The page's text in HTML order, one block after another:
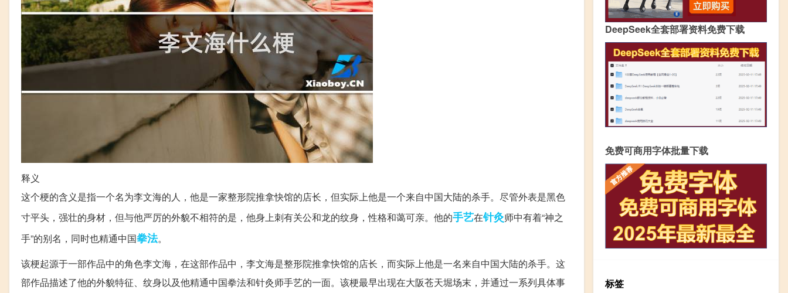
释义
这个梗的含义是指一个名为李文海的人，他是一家整形院推拿快馆的店长，但实际上他是一个来自中国大陆的杀手。尽管外表是黑色
寸平头，强壮的身材，但与他严厉的外貌不相符的是，他身上刺有关公和龙的纹身，性格和蔼可亲。他的手艺在针灸师中有着“神之
手”的别名，同时也精通中国拳法。
该梗起源于一部作品中的角色李文海，在这部作品中，李文海是整形院推拿快馆的店长，而实际上他是一名来自中国大陆的杀手。这
部作品描述了他的外貌特征、纹身以及他精通中国拳法和针灸师手艺的一面。该梗最早出现在大阪苍天堀场末，并通过一系列具体事
DeepSeek全套部署资料免费下载
免费可商用字体批量下载
标签